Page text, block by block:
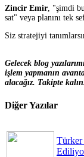
Zincir Emir, "şimdi
sat" veya planını tek
Siz stratejiyi
Gelecek blog
işlem yapmanın
alacağız. Takipte
Diğer Yazılar
Türker